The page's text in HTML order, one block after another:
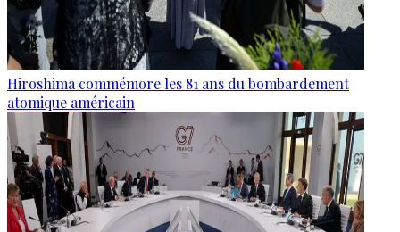
Hiroshima commémore les 81 ans du bombardement
atomique américain